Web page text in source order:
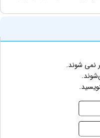
نمی شوند.